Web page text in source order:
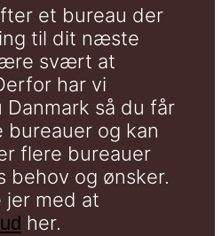
et bureau der
til dit næste
svært at
har vi
så du får
og kan
flere bureauer
behov og ønsker.
jer med at
her.